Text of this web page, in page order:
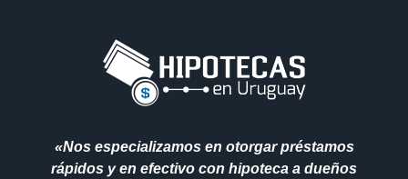
«Nos especializamos en otorgar préstamos
rápidos y en efectivo con hipoteca a dueños